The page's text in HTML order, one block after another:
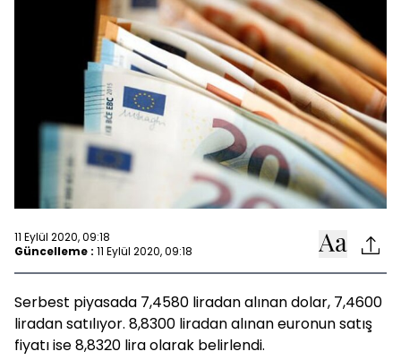
11 Eylül 2020, 09:18
Güncelleme : 11 Eylül 2020, 09:18
Serbest piyasada 7,4580 liradan alınan dolar, 7,4600
liradan satılıyor. 8,8300 liradan alınan euronun satış
fiyatı ise 8,8320 lira olarak belirlendi.